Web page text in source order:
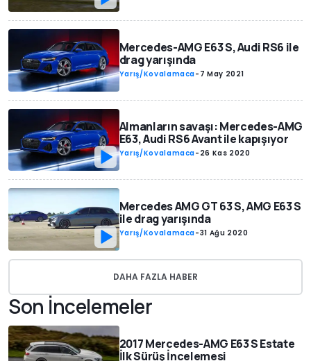
Mercedes-AMG E63 S, Audi RS6 ile
drag yarışında
Yarış/Kovalamaca- 7 May 2021
Almanların savaşı: Mercedes-AMG
E63, Audi RS6 Avant ile kapışıyor
Yarış/Kovalamaca- 26 Kas 2020
Mercedes AMG GT 63 S, AMG E63 S
ile drag yarışında
Yarış/Kovalamaca-31 Ağu 2020
DAHA FAZLA HABER
Son İncelemeler
2017 Mercedes-AMG E63 S Estate
İlk Sürüş İncelemesi